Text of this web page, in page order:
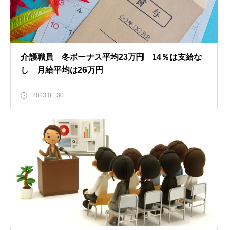
介護職員 冬ボーナス平均23万円 14％は支給な
し 月給平均は26万円
2023.01.30